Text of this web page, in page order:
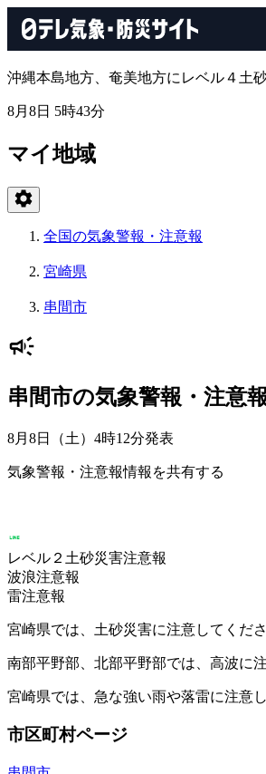
沖縄本島地方、奄美地方にレベル４土
8月8日 5時43分
マイ地域
全国の気象警報・注意報
宮崎県
串間市
串間市の気象警報・注意
8月8日（土）4時12分発表
気象警報・注意報情報を共有する
レベル２土砂災害注意報
波浪注意報
雷注意報
宮崎県では、土砂災害に注意してくださ
南部平野部、北部平野部では、高波に
宮崎県では、急な強い雨や落雷に注意
市区町村ページ